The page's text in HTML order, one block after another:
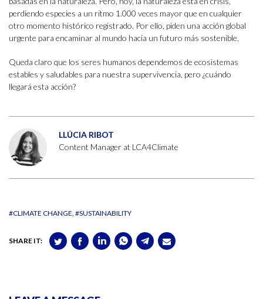
perdiendo especies a un ritmo 1.000 veces mayor que en cualquier
otro momento histórico registrado. Por ello, piden una acción global
urgente para encaminar al mundo hacia un futuro más sostenible.
Queda claro que los seres humanos dependemos de ecosistemas
estables y saludables para nuestra supervivencia, pero ¿cuándo
llegará esta acción?
LLÚCIA RIBOT
Content Manager at LCA4Climate
#CLIMATE CHANGE #SUSTAINABILITY
SHARE IT: